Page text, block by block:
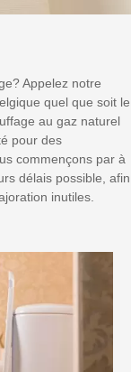
Appelez notre
quel que soit le
au gaz naturel
pour des
commençons par à
délais possible, afin
inutiles.